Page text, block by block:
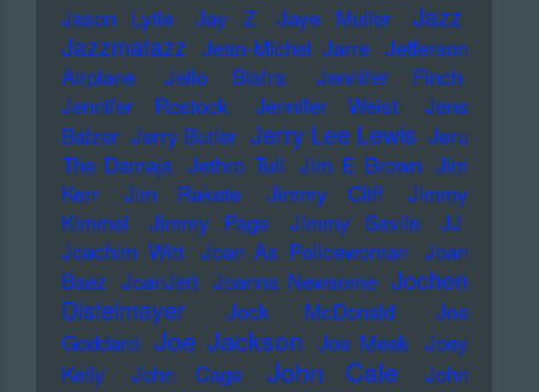
Jason Lytle
Jay Z Jaye Muller
Jazz
Jazzmatazz Jean-Michel Jarre Jefferson
Airplane
Jello Biafra
Jennifer Finch
Jennifer Rostock
Jennifer Weist
Jens
Balzer Jerry Butler Jerry Lee Lewis Jeru
The Damaja Jethro Tull Jim E Brown Jim
Kerr
Jim Rakete Jimmy Cliff
Jimmy
Kimmel
Jimmy Page Jimmy Savile
JJ
Joachim Witt Joan As Policewoman Joan
Baez JoanJett Joanna Newsome Jochen
Distelmayer
Jock McDonald
Joe
Goddard Joe Jackson Joe Meek Joey
Kelly
John Cage John Cale
John